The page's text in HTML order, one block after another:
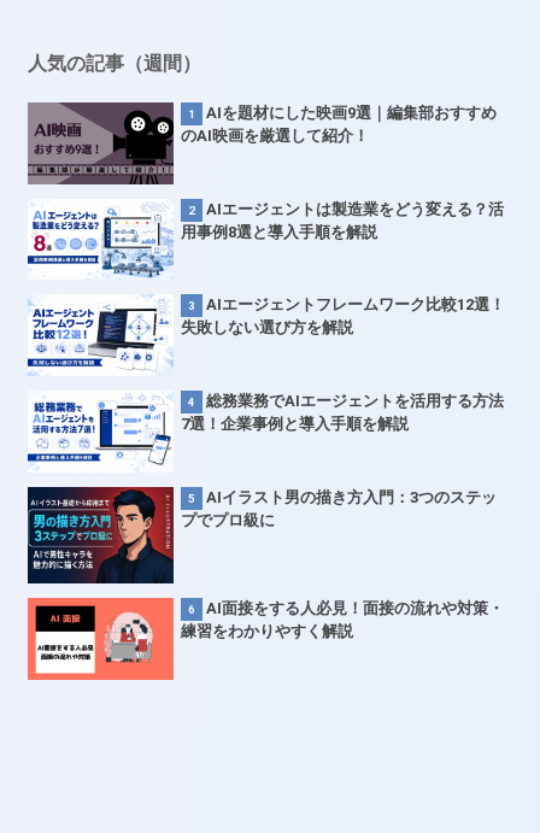
人気の記事（週間）
AIを題材にした映画9選｜編集部おすすめ
のAI映画を厳選して紹介！
AIエージェントは製造業をどう変える？活
用事例8選と導入手順を解説
AIエージェントフレームワーク比較12選！
失敗しない選び方を解説
総務業務でAIエージェントを活用する方法
7選！企業事例と導入手順を解説
AIイラスト男の描き方入門：3つのステッ
プでプロ級に
AI面接をする人必見！面接の流れや対策・
練習をわかりやすく解説